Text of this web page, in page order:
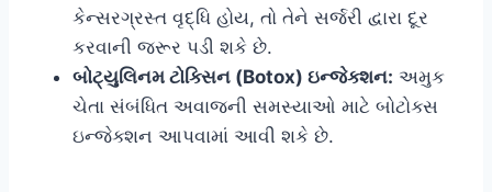
કેન્સરગ્રસ્ત વૃદ્ધિ હોય, તો તેને સર્જરી દ્વારા દૂર
કરવાની જરૂર પડી શકે છે.
બોટ્યુલિનમ ટોક્સિન (Botox) ઇન્જેક્શન: અમુક
ચેતા સંબંધિત અવાજની સમસ્યાઓ માટે બોટોક્સ
ઇન્જેક્શન આપવામાં આવી શકે છે.